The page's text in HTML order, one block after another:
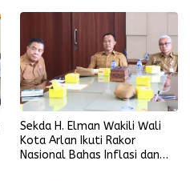
Sekda H. Elman Wakili Wali
Kota Arlan Ikuti Rakor
Nasional Bahas Inflasi dan